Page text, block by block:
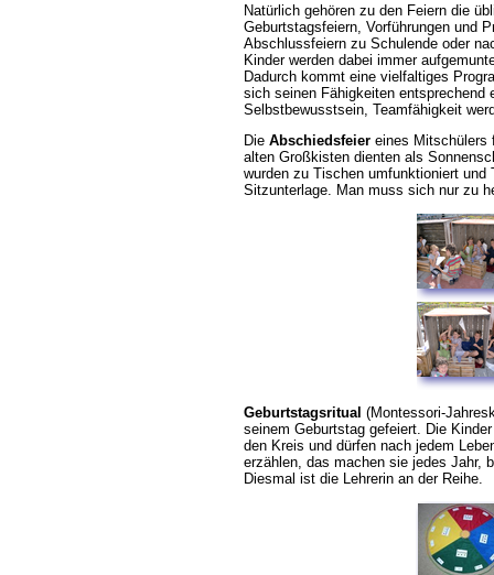
Natürlich gehören zu den Feiern die
Geburtstagsfeiern, Vorführungen und
Abschlussfeiern zu Schulende oder
Kinder werden dabei immer
Dadurch kommt eine vielfaltiges
sich seinen Fähigkeiten entsprechend
Selbstbewusstsein, Teamfähigkeit
Die Abschiedsfeier eines Mitschülers
alten Großkisten dienten als
wurden zu Tischen umfunktioniert und
Sitzunterlage. Man muss sich nur zu
Geburtstagsritual (Montessori-
seinem Geburtstag gefeiert.
Die
den Kreis und dürfen nach jedem
erzählen, das machen sie jedes Jahr,
Diesmal ist die Lehrerin an der Reihe.